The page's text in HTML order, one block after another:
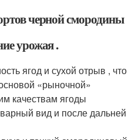
черной смородины
урожая .
ягод и сухой отрыв , что
«рыночной»
качествам ягоды
вид и после дальней